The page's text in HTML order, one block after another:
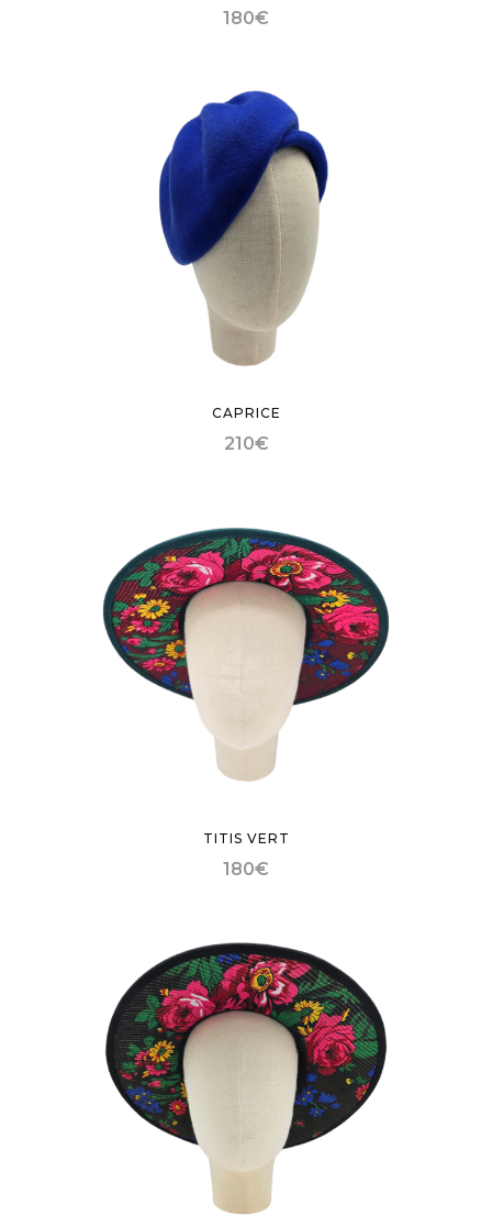
180€
CAPRICE
210€
TITIS VERT
180€